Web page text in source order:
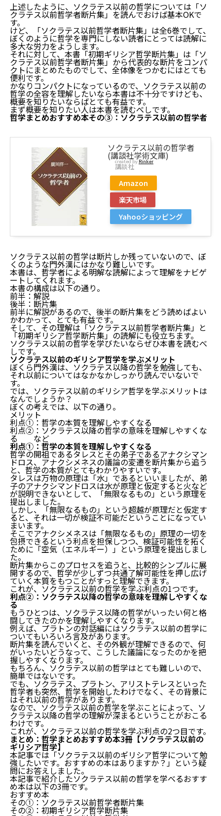
上述したように、ソクラテス以前の哲学については「ソ
クラテス以前哲学者断片集」を読んでおけば基本OKで
す。
けど、「ソクラテス以前哲学者断片集」は全6巻でして、
ぼくのように哲学を専門にしない読者にとっては読解に
多大な労力をようします。
それに対して、本書「初期ギリシア哲学断片集」は「ソ
クラテス以前哲学者断片集」から代表的な断片をコンパ
クトにまとめたものでして、全体像をつかむにはとても
便利です。
かなりコンパクトになっているので、ソクラテス以前の
哲学の全容を理解したいなら本書は不十分ですけども、
概要を知りたいならばとても有益です。
まず概要を知りたい人は本書を読むべしです。
哲学まとめおすすめ本その③：ソクラテス以前の哲学者
ソクラテス以前の哲学者
(講談社学術文庫)
created byRinker
講談社
Amazon
楽天市場
Yahooショッピング
ソクラテス以前の哲学は断片しか残っていないので、ぼ
くのような門外漢にはかなり難しいです。
本書は、哲学者による明解な読解によって理解をナビゲ
ートしてくれます。
本書の構成は以下の通り。
前半：解説
後半：断片集
前半に解説があるので、後半の断片集をどう読めばよい
かわかって、とても有益です。
そして、その理解は「ソクラテス以前哲学者断片集」と
「初期ギリシア哲学断片集」の読解にも役立ちます。
ソクラテス以前の哲学を学びたいならぜひ本書を読むべ
しです。
ソクラテス以前のギリシア哲学を学ぶメリット
ぼくら門外漢は、ソクラテス以降の哲学を勉強しても、
それ以前についてはなかなかしっかり読んでいないで
す。
では、ソクラテス以前のギリシア哲学を学ぶメリットは
なんでしょうか？
ぼくの考えでは、以下の通り。
メリット
利点①：哲学の本質を理解しやすくなる
利点②：ソクラテス以降の哲学の意味を理解しやすくな
る など
利点①：哲学の本質を理解しやすくなる
哲学の開祖であるタレスとその弟子であるアナクシマン
ドロス、アナクシメネスの議論の変遷を断片集から追う
と、哲学の本質がとてもわかりやすいです。
タレスは万物の原理は「水」であるといいましたが、弟
子のアナクシマンドロスは水が原理と仮定すると火など
が説明できないとして、「無限なるもの」という原理を
提出しました。
しかし、「無限なるもの」という超越が原理だと仮定す
ると、それは一切が検証不可能だということになってい
まいます。
そこでアナクシメネスは「無限なるもの」原理の一切を
包摂できるという利点を担保しつつ、検証可能性を拓く
ために「空気（エネルギー）」という原理を提出しまし
た。
断片集からこのプロセスを追うと、比較的シンプルに展
開するので、哲学が少しずつ共通了解可能性を押し広げ
ていく本質をもつことがすっと理解できます。
これが、ソクラテス以前の哲学を学ぶ利点の1つです。
利点②：ソクラテス以降の哲学の意味を理解しやすくな
る
もうひとつは、ソクラテス以降の哲学がいったい何と格
闘してきたのかを理解しやすくなります。
例えば、プラトンの対話編にはソクラテス以前の哲学に
ついてもいろいろ言及があります。
断片集を読んでいくと、その外観が理解できるので、何
がいったいどうなって、こうした議論になったのかを把
握しやすくなります。
もちろん、ソクラテス以前の哲学はとても難しいので、
簡単ではないです。
でも、ソクラテス、プラトン、アリストテレスといった
哲学者も突然、哲学を開始したわけでなく、その背景に
はそれ以前の哲学があります。
なので、ソクラテス以前の哲学を学ぶことによって、ソ
クラテス以降の哲学の理解が深まるということがおこる
わけです。
これが、ソクラテス以前の哲学を学ぶ利点の2つ目です。
まとめ：哲学まとめおすすめ本3冊【ソクラテス以前の
ギリシア哲学】
本記事では「ソクラテス以前のギリシア哲学について勉
強したいです。おすすめの本はありますか？」という疑
問にお答えしました。
本記事で紹介したソクラテス以前の哲学を学べるおすす
め本は以下の3冊です。
おすすめ本
その①：ソクラテス以前哲学者断片集
その②：初期ギリシア哲学断片集
哲学まとめおすすめ本3冊
哲学まとめおすすめ本その①：ソクラテス以前哲学
者断片集
集
者
ソクラテス以前のギリシア哲学を学ぶメリット
利点①：哲学の本質を理解しやすくなる
利点②：ソクラテス以降の哲学の意味を理解しやす
くなる
まとめ：哲学まとめおすすめ本3冊【ソクラテス以前
のギリシア哲学】